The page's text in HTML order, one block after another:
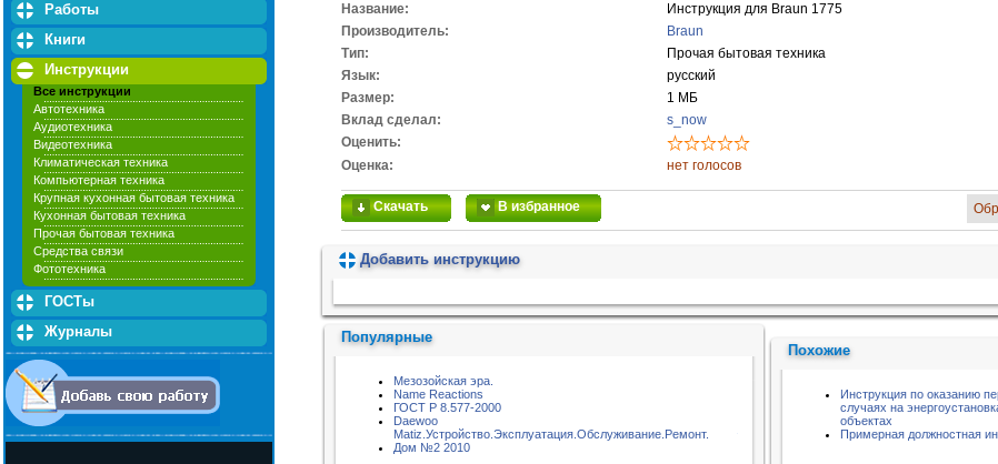
Работы
Книги
Инструкции
Все инструкции
Автотехника
Аудиотехника
Видеотехника
Климатическая техника
Компьютерная техника
Крупная кухонная бытовая техника
Кухонная бытовая техника
Прочая бытовая техника
Средства связи
Фототехника
ГОСТы
Журналы
Название:
Инструкция для Braun 1775
Производитель:
Braun
Тип:
Прочая бытовая техника
Язык:
русский
Размер:
1 МБ
Вклад сделал:
s_now
Оценить:
Оценка:
нет голосов
Скачать В избранное
Добавить инструкцию
Популярные
Мезозойская эра.
Name Reactions
ГОСТ Р 8.577-2000
Daewoo
Matiz.Устройство.Эксплуатация.Обслуживание.Ремонт.
Дом №2 2010
Похожие
Инструкция по оказанию
случаях на
объектах
Примерная должностная